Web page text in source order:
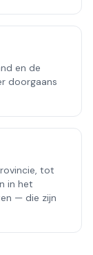
en de
doorgaans
tot
in het
— die zijn